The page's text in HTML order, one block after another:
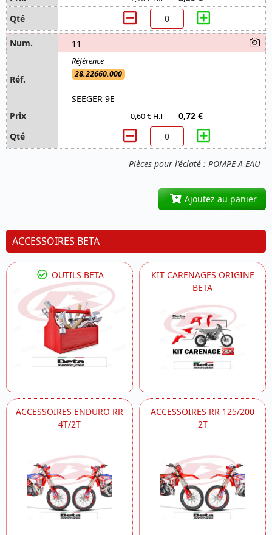
Pièces pour l'éclaté : POMPE A EAU
11
28.22660.000
SEEGER 9E
0,60 € H.T 0,72 €
Ajoutez au panier
ACCESSOIRES BETA
OUTILS BETA
KIT CARENAGES ORIGINE
BETA
ACCESSOIRES ENDURO RR
4T/2T
ACCESSOIRES RR 125/200
2T